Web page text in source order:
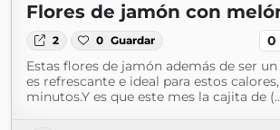
Flores de jamón con
2 0 Guardar 0
Estas flores de jamón además de ser
es refrescante e ideal para estos
minutos.Y es que este mes la cajita de